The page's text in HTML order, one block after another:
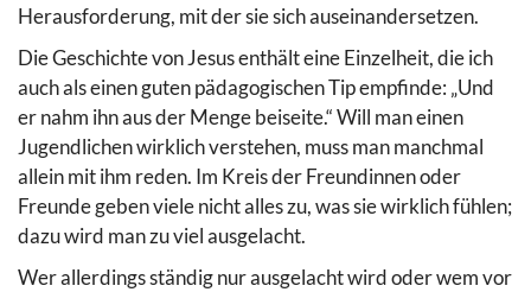
Herausforderung, mit der sie sich auseinandersetzen.
Die Geschichte von Jesus enthält eine Einzelheit, die ich
auch als einen guten pädagogischen Tip empfinde: „Und
er nahm ihn aus der Menge beiseite.“ Will man einen
Jugendlichen wirklich verstehen, muss man manchmal
allein mit ihm reden. Im Kreis der Freundinnen oder
Freunde geben viele nicht alles zu, was sie wirklich fühlen;
dazu wird man zu viel ausgelacht.
Wer allerdings ständig nur ausgelacht wird oder wem vor